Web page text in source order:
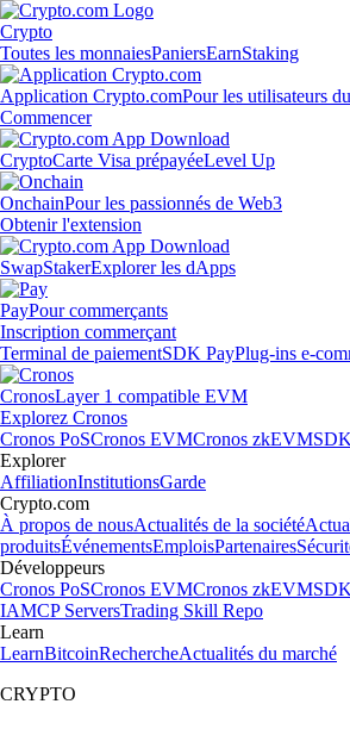
Crypto
Toutes les monnaiesPaniersEarnStaking
Application Crypto.comPour les utilisateurs
Commencer
CryptoCarte Visa prépayéeLevel Up
OnchainPour les passionnés de Web3
Obtenir l'extension
SwapStakerExplorer les dApps
PayPour commerçants
Inscription commerçant
Terminal de paiementSDK PayPlug-ins e-
CronosLayer 1 compatible EVM
Explorez Cronos
Cronos PoSCronos EVMCronos zkEVM
Explorer
AffiliationInstitutionsGarde
Crypto.com
À propos de nousActualités de la société
produitsÉvénementsEmploisPartenaires
Développeurs
Cronos PoSCronos EVMCronos zkEVM
IAMCP ServersTrading Skill Repo
Learn
LearnBitcoinRechercheActualités du marché
CRYPTO